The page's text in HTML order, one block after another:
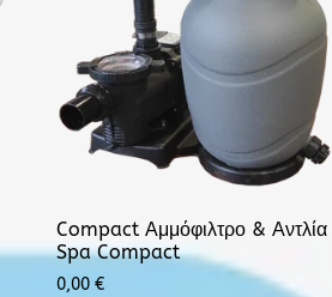
Compact Αμμόφιλτρο & Αντλία
Spa Compact
0,00€